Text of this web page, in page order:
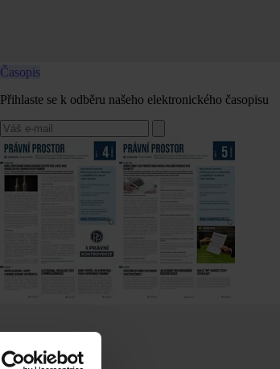
Časopis
Přihlaste se k odběru našeho elektronického časopisu